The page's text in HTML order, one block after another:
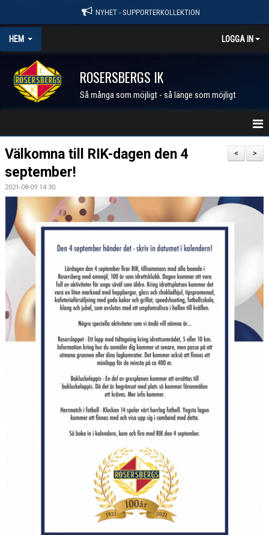
NYHET - SUPPORTERKOLLEKTION
HEM LOGGA IN
ROSERSBERGS IK
Så många som möjligt - så länge som möjligt
STARTSIDA
NYHETER
KALENDER
MEDLEM I RIK
FÖRENINGEN
HITTA HIT!
INFORMATION TILL LEDARE
>
<
Välkomna till RIK-dagen den 4
september!
2021-08-09 14:30